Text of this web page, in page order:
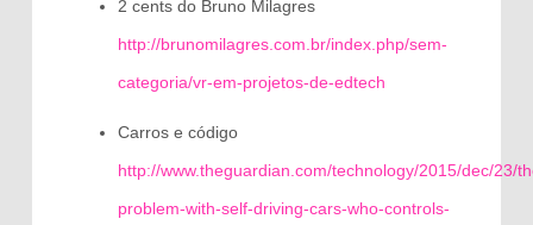
2 cents do Bruno Milagres
http://brunomilagres.com.br/index.php/sem-
categoria/vr-em-projetos-de-edtech
Carros e código
http://www.theguardian.com/technology/2015/dec/23/
problem-with-self-driving-cars-who-controls-